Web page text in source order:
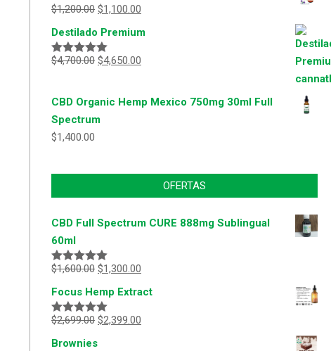
$1,200.00 $1,100.00
Destilado Premium
Valorado
$4,700.00 $4,650.00
CBD Organic Hemp Mexico 750mg 30ml Full
Spectrum
$1,400.00
OFERTAS
CBD Full Spectrum CURE 888mg Sublingual
60ml
Valorado
5
$1,600.00 $1,300.00
Focus Hemp Extract
Valorado
5
$2,699.00 $2,399.00
Brownies